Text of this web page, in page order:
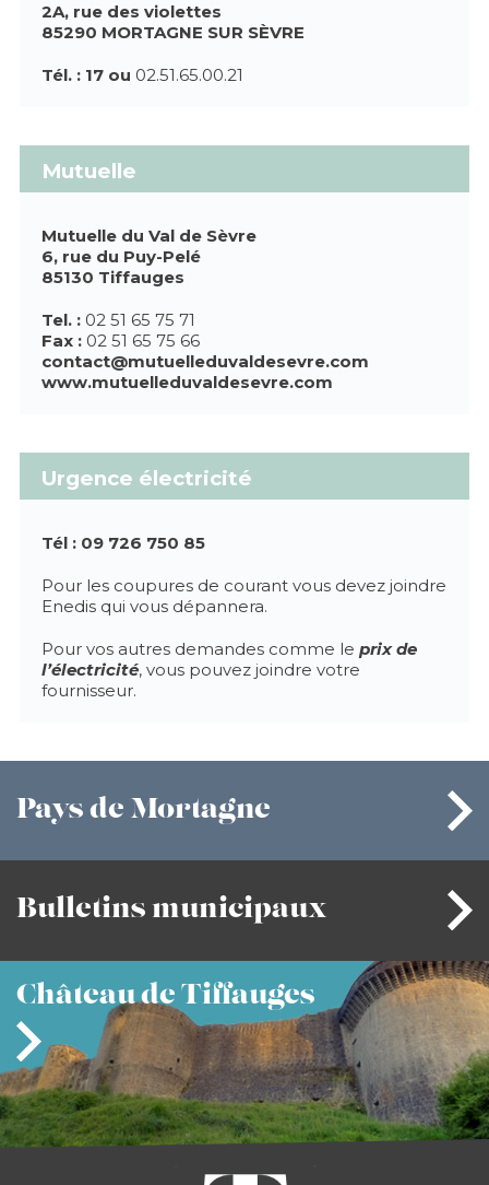
2A, rue des violettes
85290 MORTAGNE SUR SÈVRE
Tél. : 17 ou 02.51.65.00.21
Mutuelle
Mutuelle du Val de Sèvre
6, rue du Puy-Pelé
85130 Tiffauges
Tel. :02 51 65 75 71
Fax :02 51 65 75 66
contact@mutuelleduvaldesevre.com
www.mutuelleduvaldesevre.com
Urgence électricité
Tél : 09 726 750 85
Pour les coupures de courant vous devez joindre
Enedis qui vous dépannera.
Pour vos autres demandes comme le prix de
l’électricité, vous pouvez joindre votre
fournisseur.
Pays de Mortagne
Bulletins municipaux
Châteaude Tiffauges